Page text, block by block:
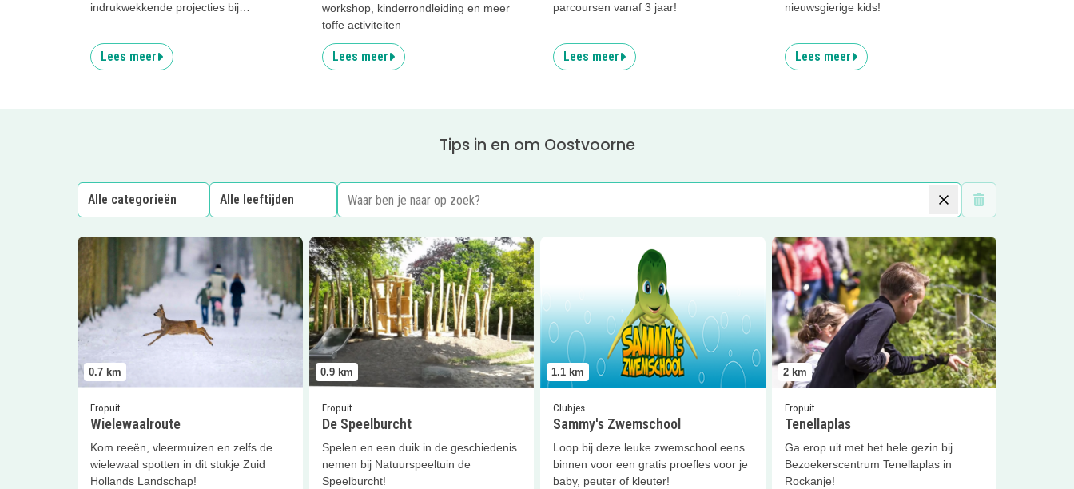
indrukwekkende projecties bij
Lees meer
workshop, kinderrondleiding en meer
toffe activiteiten
Lees meer
parcoursen vanaf 3 jaar!
Lees meer
nieuwsgierige kids!
Lees meer
Tips in en om Oostvoorne
Wis filters
0.7 km
Eropuit
Wielewaalroute
Kom reeën, vleermuizen en zelfs de
wielewaal spotten in dit stukje Zuid
Hollands Landschap!
Lees meer Wielewaalroute
0.9 km
Eropuit
De Speelburcht
Spelen en een duik in de geschiedenis
nemen bij Natuurspeeltuin de
Speelburcht!
Lees meer De Speelburcht
1.1 km
Clubjes
Sammy's Zwemschool
Loop bij deze leuke zwemschool eens
binnen voor een gratis proefles voor je
baby, peuter of kleuter!
2 km
Eropuit
Tenellaplas
Ga erop uit met het hele gezin bij
Bezoekerscentrum Tenellaplas in
Rockanje!
Lees meer Tenellaplas